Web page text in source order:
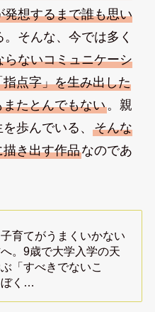
発想するまで誰も思い
そんな、今では多く
らないコミュニケーシ
点字」を生み出した
たとんでもない。親
歩んでいる、 そんな
き出す作品なのであ
子育てがうまくいかない
。9歳で大学入学の天
「すべきでないこ
ぼく…